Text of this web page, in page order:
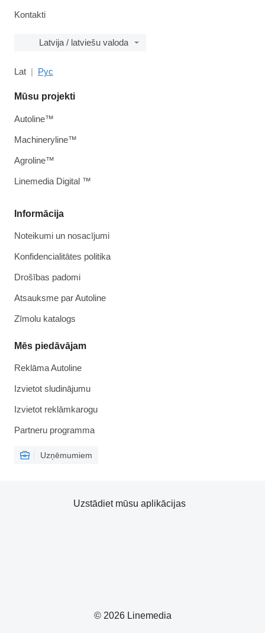
Kontakti
Latvija / latviešu valoda
Lat Рус
Informācija
Noteikumi un nosacījumi
Konfidencialitātes politika
Drošības padomi
Atsauksme par Autoline
Zīmolu katalogs
Mēs piedāvājam
Reklāma Autoline
Izvietot sludinājumu
Izvietot reklāmkarogu
Partneru programma
Uzņēmumiem
Mūsu projekti
Autoline™
Machineryline™
Agroline™
Linemedia Digital ™
© 2026 Linemedia
Uzstādiet mūsu aplikācijas